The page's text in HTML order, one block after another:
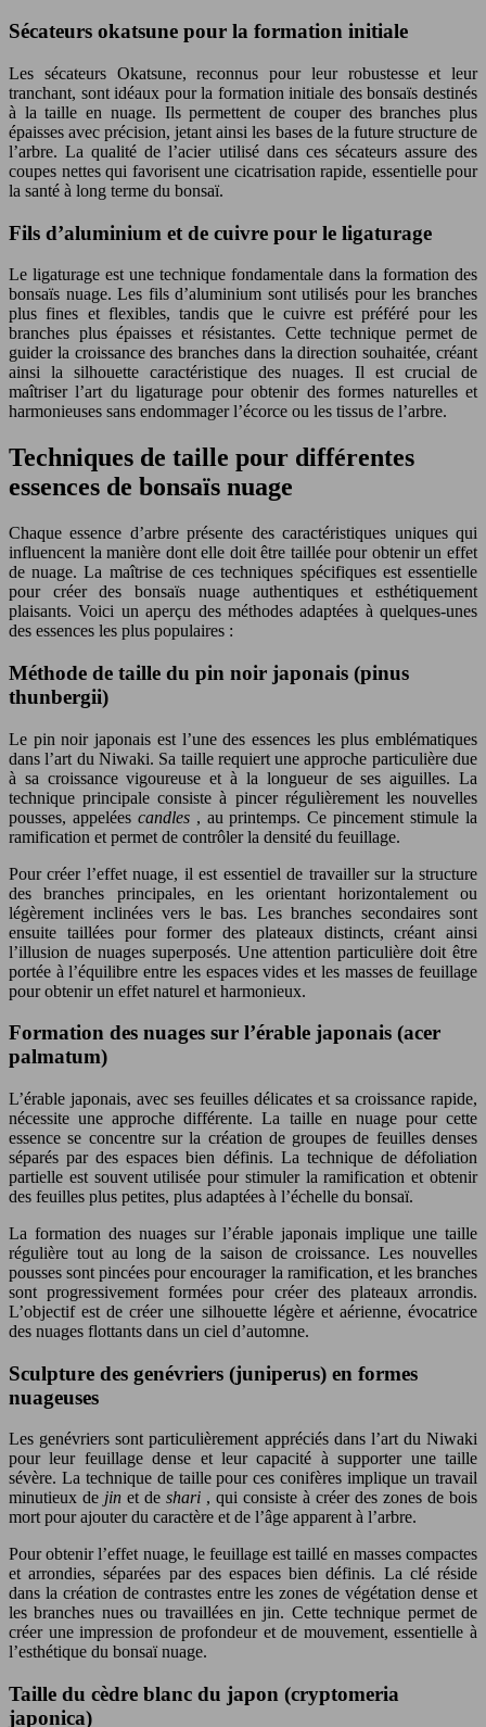
Sécateurs okatsune pour la formation initiale
Les sécateurs Okatsune, reconnus pour leur robustesse et leur
tranchant, sont idéaux pour la formation initiale des bonsaïs destinés
à la taille en nuage. Ils permettent de couper des branches plus
épaisses avec précision, jetant ainsi les bases de la future structure de
l’arbre. La qualité de l’acier utilisé dans ces sécateurs assure des
coupes nettes qui favorisent une cicatrisation rapide, essentielle pour
la santé à long terme du bonsaï.
Fils d’aluminium et de cuivre pour le ligaturage
Le ligaturage est une technique fondamentale dans la formation des
bonsaïs nuage. Les fils d’aluminium sont utilisés pour les branches
plus fines et flexibles, tandis que le cuivre est préféré pour les
branches plus épaisses et résistantes. Cette technique permet de
guider la croissance des branches dans la direction souhaitée, créant
ainsi la silhouette caractéristique des nuages. Il est crucial de
maîtriser l’art du ligaturage pour obtenir des formes naturelles et
harmonieuses sans endommager l’écorce ou les tissus de l’arbre.
Techniques de taille pour différentes
essences de bonsaïs nuage
Chaque essence d’arbre présente des caractéristiques uniques qui
influencent la manière dont elle doit être taillée pour obtenir un effet
de nuage. La maîtrise de ces techniques spécifiques est essentielle
pour créer des bonsaïs nuage authentiques et esthétiquement
plaisants. Voici un aperçu des méthodes adaptées à quelques-unes
des essences les plus populaires :
Méthode de taille du pin noir japonais (pinus
thunbergii)
Le pin noir japonais est l’une des essences les plus emblématiques
dans l’art du Niwaki. Sa taille requiert une approche particulière due
à sa croissance vigoureuse et à la longueur de ses aiguilles. La
technique principale consiste à pincer régulièrement les nouvelles
pousses, appelées candles , au printemps. Ce pincement stimule la
ramification et permet de contrôler la densité du feuillage.
Pour créer l’effet nuage, il est essentiel de travailler sur la structure
des branches principales, en les orientant horizontalement ou
légèrement inclinées vers le bas. Les branches secondaires sont
ensuite taillées pour former des plateaux distincts, créant ainsi
l’illusion de nuages superposés. Une attention particulière doit être
portée à l’équilibre entre les espaces vides et les masses de feuillage
pour obtenir un effet naturel et harmonieux.
Formation des nuages sur l’érable japonais (acer
palmatum)
L’érable japonais, avec ses feuilles délicates et sa croissance rapide,
nécessite une approche différente. La taille en nuage pour cette
essence se concentre sur la création de groupes de feuilles denses
séparés par des espaces bien définis. La technique de défoliation
partielle est souvent utilisée pour stimuler la ramification et obtenir
des feuilles plus petites, plus adaptées à l’échelle du bonsaï.
La formation des nuages sur l’érable japonais implique une taille
régulière tout au long de la saison de croissance. Les nouvelles
pousses sont pincées pour encourager la ramification, et les branches
sont progressivement formées pour créer des plateaux arrondis.
L’objectif est de créer une silhouette légère et aérienne, évocatrice
des nuages flottants dans un ciel d’automne.
Sculpture des genévriers (juniperus) en formes
nuageuses
Les genévriers sont particulièrement appréciés dans l’art du Niwaki
pour leur feuillage dense et leur capacité à supporter une taille
sévère. La technique de taille pour ces conifères implique un travail
minutieux de jin et de shari , qui consiste à créer des zones de bois
mort pour ajouter du caractère et de l’âge apparent à l’arbre.
Pour obtenir l’effet nuage, le feuillage est taillé en masses compactes
et arrondies, séparées par des espaces bien définis. La clé réside
dans la création de contrastes entre les zones de végétation dense et
les branches nues ou travaillées en jin. Cette technique permet de
créer une impression de profondeur et de mouvement, essentielle à
l’esthétique du bonsaï nuage.
Taille du cèdre blanc du japon (cryptomeria
japonica)